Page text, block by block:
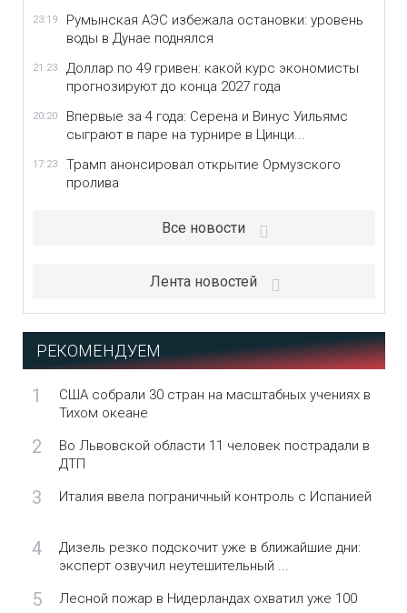
23:19
Румынская АЭС избежала остановки: уровень
воды в Дунае поднялся
21:23
Доллар по 49 гривен: какой курс экономисты
прогнозируют до конца 2027 года
20:20
Впервые за 4 года: Серена и Винус Уильямс
сыграют в паре на турнире в Цинци...
17:23
Трамп анонсировал открытие Ормузского
пролива
Все новости
Лента новостей
РЕКОМЕНДУЕМ
1
США собрали 30 стран на масштабных учениях в
Тихом океане
2
Во Львовской области 11 человек пострадали в
ДТП
3 Италия ввела пограничный контроль с Испанией
4
Дизель резко подскочит уже в ближайшие дни:
эксперт озвучил неутешительный ...
5
Лесной пожар в Нидерландах охватил уже 100